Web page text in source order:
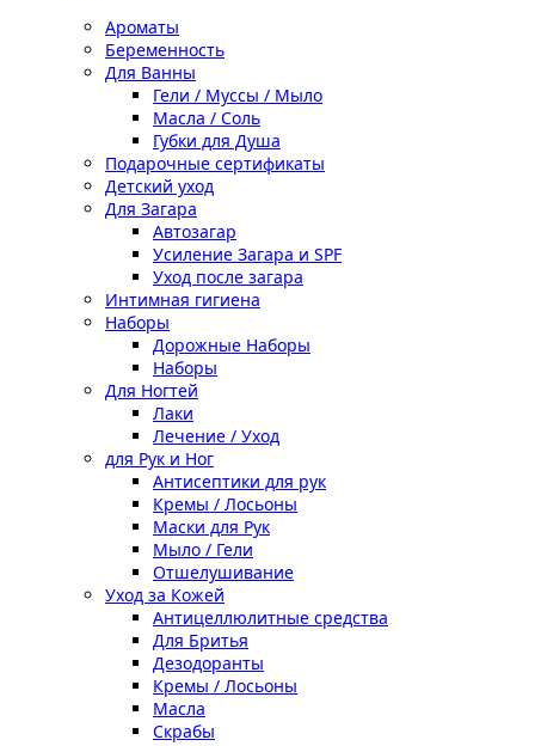
Ароматы
Беременность
Для Ванны
Гели / Муссы / Мыло
Масла / Соль
Губки для Душа
Подарочные сертификаты
Детский уход
Для Загара
Автозагар
Усиление Загара и SPF
Уход после загара
Интимная гигиена
Наборы
Дорожные Наборы
Наборы
Для Ногтей
Лаки
Лечение / Уход
для Рук и Ног
Антисептики для рук
Кремы / Лосьоны
Маски для Рук
Мыло / Гели
Отшелушивание
Уход за Кожей
Антицеллюлитные средства
Для Бритья
Дезодоранты
Кремы / Лосьоны
Масла
Скрабы